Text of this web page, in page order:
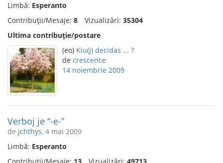
Limbă: Esperanto
Contribuții/Mesaje: 8 Vizualizări: 35304
Ultima contribuție/postare
(eo) Kiu(j) decidas ... ?
de crescence
14 noiembrie 2009
Verboj je “-e-”
de jchthys, 4 mai 2009
Limbă: Esperanto